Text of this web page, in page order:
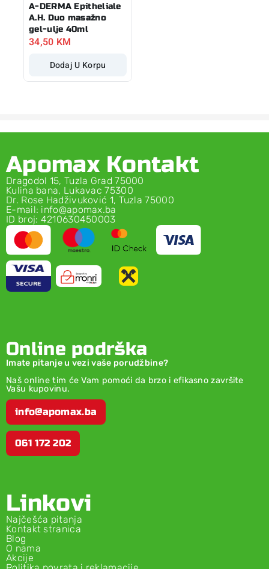
A-DERMA Epitheliale
A.H. Duo masažno
gel-ulje 40ml
34,50 KM
Dodaj U Korpu
Apomax Kontakt
Dragodol 15, Tuzla Grad 75000
Kulina bana, Lukavac 75300
Dr. Rose Hadživuković 1, Tuzla 75000
E-mail: info@apomax.ba
ID broj: 4210630450003
Online podrška
Imate pitanje u vezi vaše porudžbine?
Naš online tim će Vam pomoći da brzo i efikasno završite
Vašu kupovinu.
info@apomax.ba
061 172 202
Linkovi
Najčešća pitanja
Kontakt stranica
Blog
O nama
Akcije